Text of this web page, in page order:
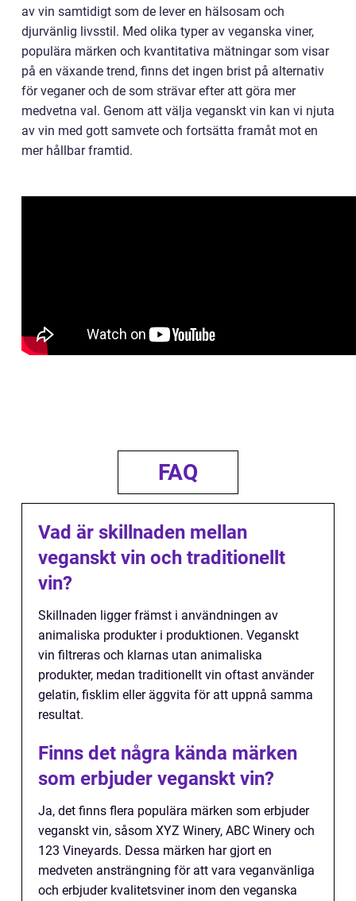
av vin samtidigt som de lever en hälsosam och
djurvänlig livsstil. Med olika typer av veganska viner,
populära märken och kvantitativa mätningar som visar
på en växande trend, finns det ingen brist på alternativ
för veganer och de som strävar efter att göra mer
medvetna val. Genom att välja veganskt vin kan vi njuta
av vin med gott samvete och fortsätta framåt mot en
mer hållbar framtid.
FAQ
Vad är skillnaden mellan
veganskt vin och traditionellt
vin?
Skillnaden ligger främst i användningen av
animaliska produkter i produktionen. Veganskt
vin filtreras och klarnas utan animaliska
produkter, medan traditionellt vin oftast använder
gelatin, fisklim eller äggvita för att uppnå samma
resultat.
Finns det några kända märken
som erbjuder veganskt vin?
Ja, det finns flera populära märken som erbjuder
veganskt vin, såsom XYZ Winery, ABC Winery och
123 Vineyards. Dessa märken har gjort en
medveten ansträngning för att vara veganvänliga
och erbjuder kvalitetsviner inom den veganska